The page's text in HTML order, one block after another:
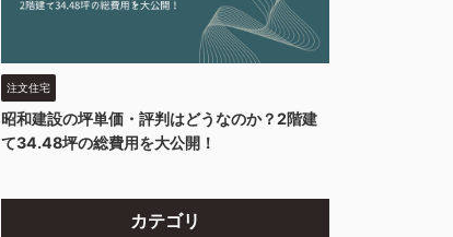
注文住宅
昭和建設の坪単価・評判はどうなのか？2階建
て34.48坪の総費用を大公開！
カテゴリ